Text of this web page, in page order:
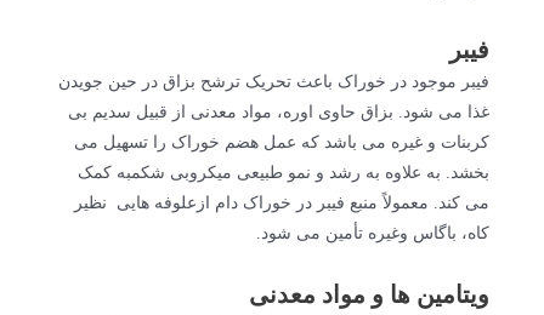
فیبر
فیبر موجود در خوراک باعث تحریک ترشح بزاق در حین جویدن
غذا می شود. بزاق حاوی اوره، مواد معدنی از قبیل سدیم بی
کربنات و غیره می باشد که عمل هضم خوراک را تسهیل می
بخشد. به علاوه به رشد و نمو طبیعی میکروبی شکمبه کمک
می کند. معمولاً منبع فیبر در خوراک دام ازعلوفه هایی نظیر
کاه، باگاس وغیره تأمین می شود.
ویتامین ها و مواد معدنی